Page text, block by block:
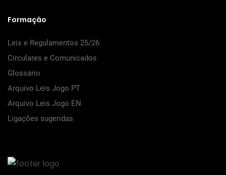
Formação
Leis e Regulamentos 25/26
Circulares e Comunicados
Glossário
Arquivo Leis Jogo PT
Arquivo Leis Jogo EN
Ligações sugeridas